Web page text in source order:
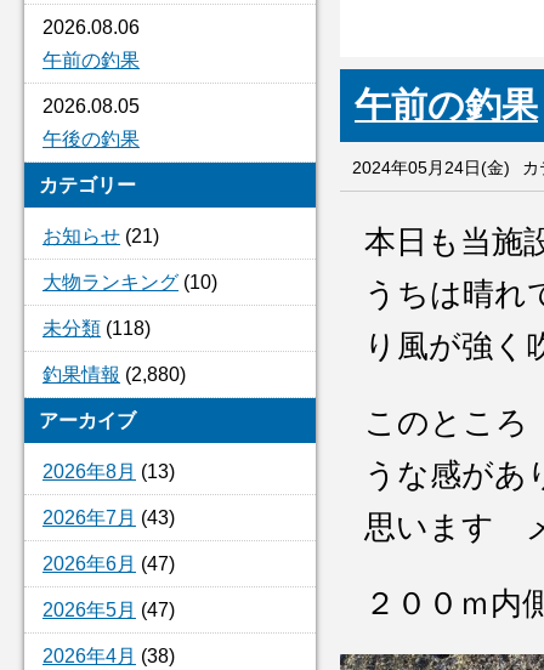
2026.08.06
午前の釣果
2026.08.05
午後の釣果
カテゴリー
お知らせ (21)
大物ランキング (10)
未分類 (118)
釣果情報 (2,880)
アーカイブ
2026年8月 (13)
2026年7月 (43)
2026年6月 (47)
2026年5月 (47)
2026年4月 (38)
午前の釣果
2024年05月24日(金) カ
本日も当施
うちは晴
り風が強
このとこ
うな感が
思います
２００ｍ